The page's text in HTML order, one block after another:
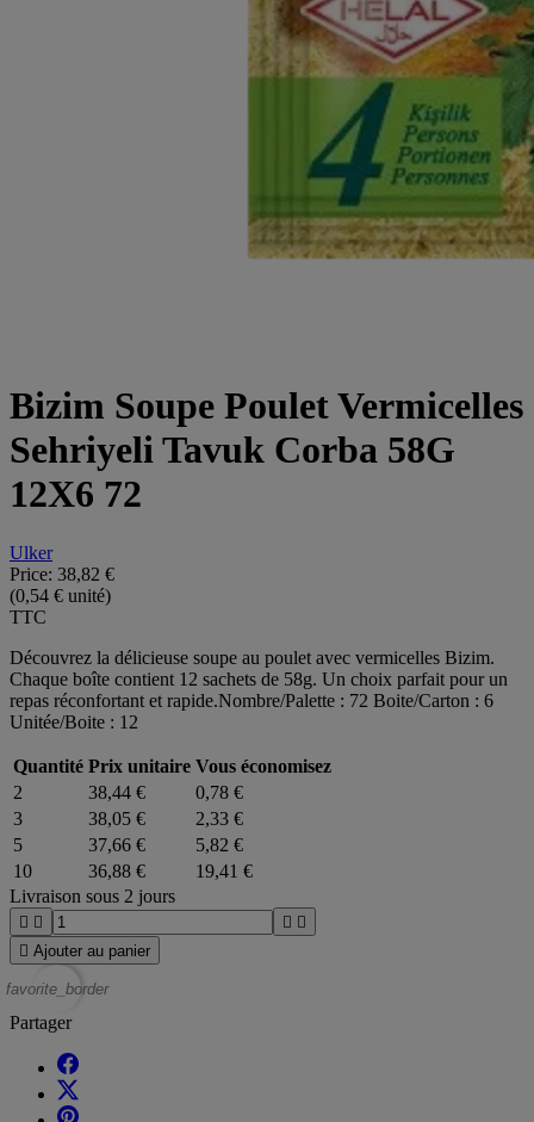
Bizim Soupe Poulet Vermicelles
Sehriyeli Tavuk Corba 58G
12X6 72
Ulker
Price: 38,82 €
(0,54 € unité)
TTC
Découvrez la délicieuse soupe au poulet avec vermicelles Bizim.
Chaque boîte contient 12 sachets de 58g. Un choix parfait pour un
repas réconfortant et rapide.Nombre/Palette : 72 Boite/Carton : 6
Unitée/Boite : 12
Quantité Prix unitaire Vous économisez
2
38,44 €
0,78 €
3
38,05 €
2,33 €
5
37,66 €
5,82 €
10
36,88 €
19,41 €
Livraison sous 2 jours
   
 Ajouter au panier
favorite_border
Partager